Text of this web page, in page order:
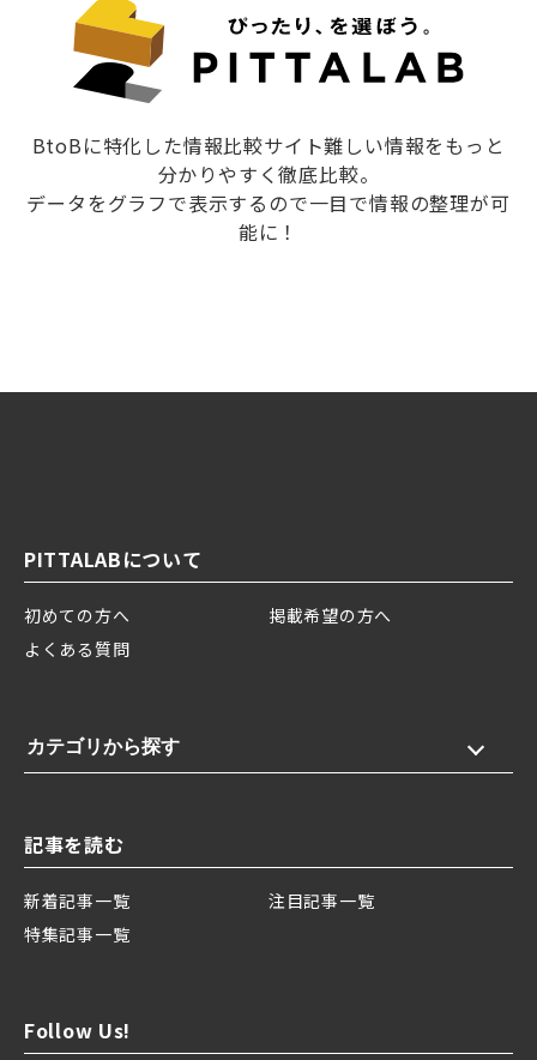
BtoBに特化した情報比較サイト難しい情報をもっと
分かりやすく徹底比較。
データをグラフで表示するので一目で情報の整理が可
能に！
PITTALABについて
初めての方へ
掲載希望の方へ
よくある質問
カテゴリから探す
記事を読む
新着記事一覧
注目記事一覧
特集記事一覧
Follow Us!